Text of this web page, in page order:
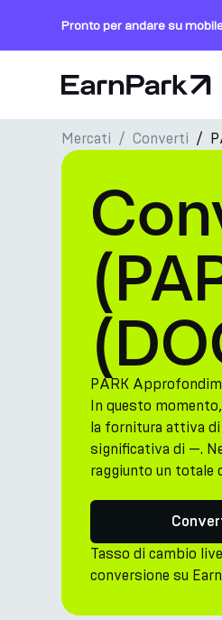
Pronto per andare su
Pagina principale
Prodotti
Mercati
PARK
Risorse
Azienda
Mercati Converti
PARK
In questo
la fornitura attiva di
significativa di —.
raggiunto un totale
Tasso di cambio
conversione su